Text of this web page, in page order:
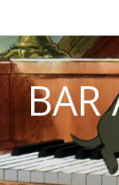
BAR